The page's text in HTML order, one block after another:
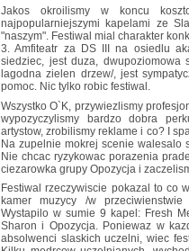
Jakos okroilismy w koncu
najpopularniejszymi kapelami ze
"naszym". Festiwal mial charakter
3. Amfiteatr za DS III na osiedlu
siedziec, jest duza, dwupoziomowa
lagodna zielen drzew/, jest
pomoc. Nic tylko robic festiwal.
Wszystko O`K, przywiezlismy
wypozyczylismy bardzo dobra
artystow, zrobilismy reklame i co? I
Na zupelnie mokrej scenie walesalo
Nie chcac ryzykowac porazenia
ciezarowka grupy Opozycja i
Festiwal rzeczywiscie pokazal to co
kamer muzycy /w
Wystapilo w sumie 9 kapel: Fresh
Sharon i Opozycja. Poniewaz w
absolwenci slaskich uczelni, wiec